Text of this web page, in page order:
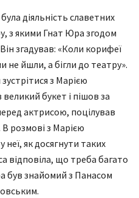
діяльність славетних
з якими Гнат Юра згодом
згадував: «Коли корифеї
не йшли, а бігли до театру».
з Марією
букет і пішов за
актрисою, поцілував
В розмові з Марією
як досягнути таких
відповіла, що треба багато
знайомий з Панасом